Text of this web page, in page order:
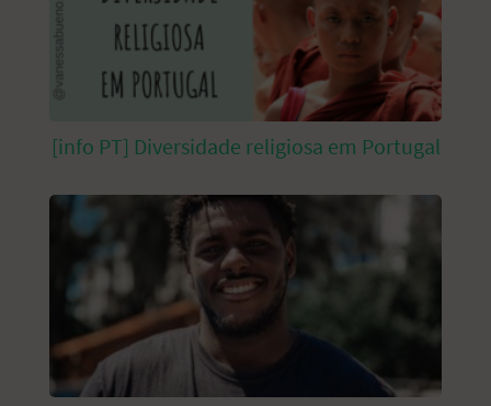
[info PT] Diversidade religiosa em Portugal